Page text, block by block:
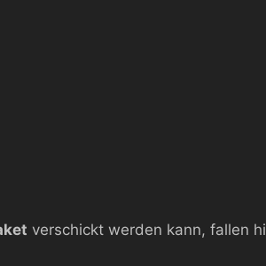
verschickt werden kann, fallen